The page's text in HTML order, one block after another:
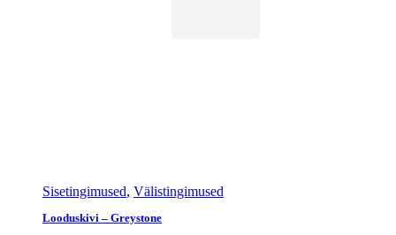
Sisetingimused, Välistingimused
Looduskivi – Greystone